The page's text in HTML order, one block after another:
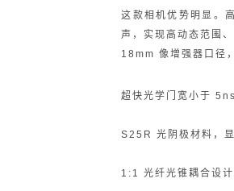
这款相机优势明显。
声，实现高动态范围
18mm 像增强器口径
超快光学门宽小于
S25R 光阴极材料，
1:1 光纤光锥耦合设